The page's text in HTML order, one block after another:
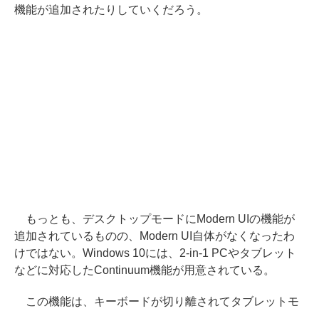
機能が追加されたりしていくだろう。
もっとも、デスクトップモードにModern UIの機能が
追加されているものの、Modern UI自体がなくなったわ
けではない。Windows 10には、2-in-1 PCやタブレット
などに対応したContinuum機能が用意されている。
この機能は、キーボードが切り離されてタブレットモ